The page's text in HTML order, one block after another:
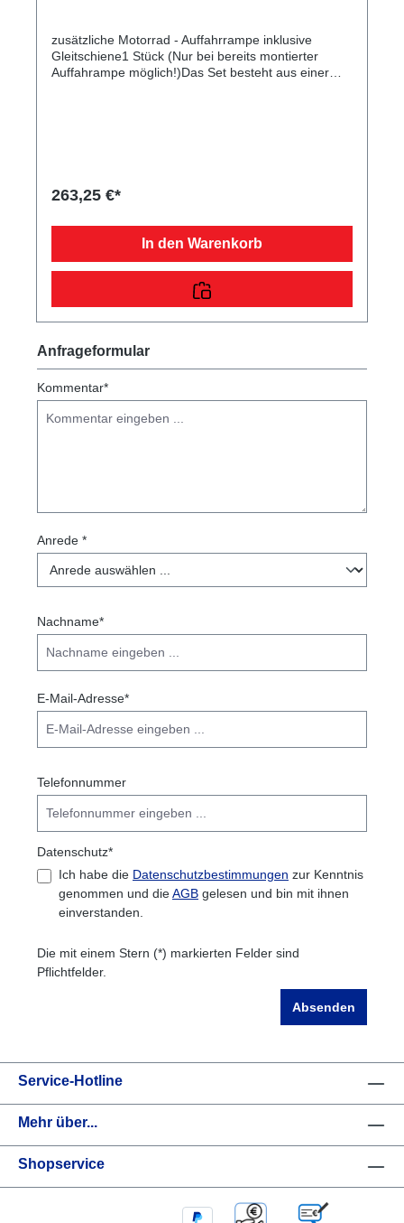
zusätzliche Motorrad - Auffahrrampe inklusive
Gleitschiene1 Stück (Nur bei bereits montierter
Auffahrampe möglich!)Das Set besteht aus einer
263,25 €*
In den Warenkorb
Anfrageformular
Kommentar*
Anrede *
Nachname*
E-Mail-Adresse*
Telefonnummer
Datenschutz*
Ich habe die Datenschutzbestimmungen zur Kenntnis
genommen und dieAGB gelesen und bin mit ihnen
einverstanden.
Die mit einem Stern (*) markierten Felder sind
Pflichtfelder.
Absenden
Service-Hotline
Mehr über...
Shopservice